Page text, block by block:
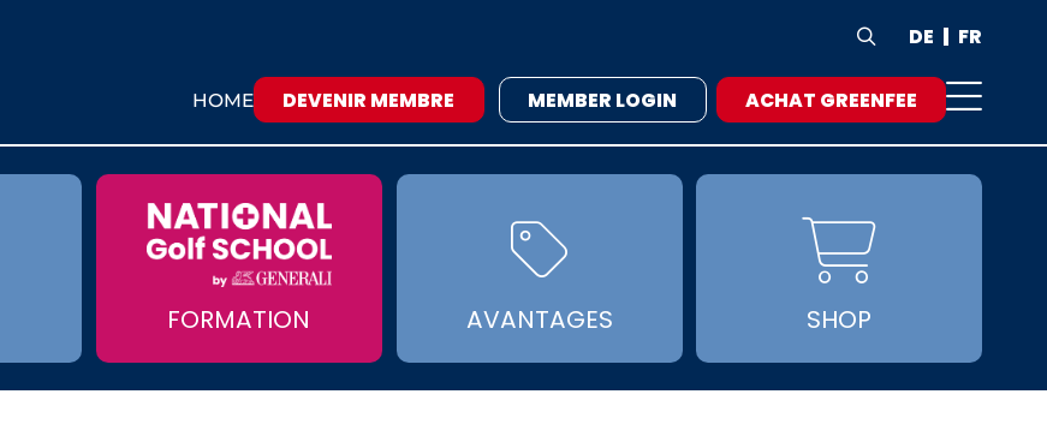
 DE FR
HOME DEVENIR MEMBRE MEMBER LOGIN ACHAT GREENFEE
FORMATION

AVANTAGES

SHOP